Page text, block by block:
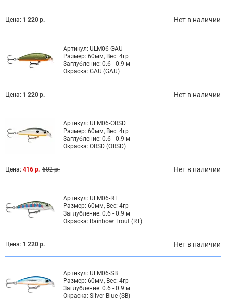
Цена: 1 220 р. Нет в наличии
Артикул: ULM06-GAU
Размер: 60мм, Вес: 4гр
Заглубление: 0.6 - 0.9 м
Окраска: GAU (GAU)
Цена: 1 220 р. Нет в наличии
Артикул: ULM06-ORSD
Размер: 60мм, Вес: 4гр
Заглубление: 0.6 - 0.9 м
Окраска: ORSD (ORSD)
Цена: 416 р. 602 р. Нет в наличии
Артикул: ULM06-RT
Размер: 60мм, Вес: 4гр
Заглубление: 0.6 - 0.9 м
Окраска: Rainbow Trout (RT)
Цена: 1 220 р. Нет в наличии
Артикул: ULM06-SB
Размер: 60мм, Вес: 4гр
Заглубление: 0.6 - 0.9 м
Окраска: Silver Blue (SB)